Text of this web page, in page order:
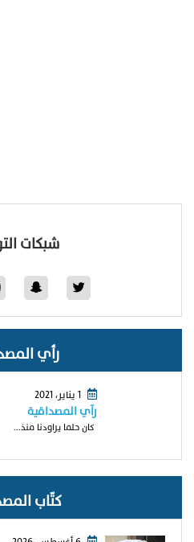
شبكات
رأي
1 يناير، 2021
رآي المصداقية
كان حلما يراودنا منذ...
كتّاب